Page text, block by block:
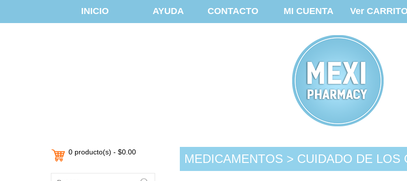
INICIO AYUDA CONTACTO MI CUENTA Ver
0 producto(s) - $0.00 MEDICAMENTOS > CUIDADO DE LOS